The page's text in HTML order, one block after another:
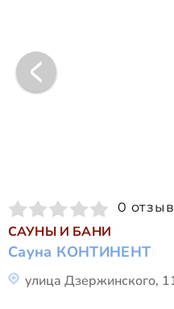
0
САУНЫ И БАНИ
Сауна КОНТИНЕНТ
улица Дзержинского,